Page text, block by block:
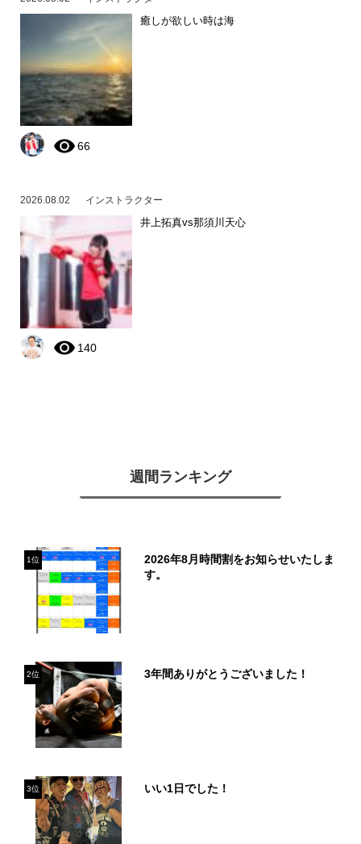
癒しが欲しい時は海
66
2026.08.02 インストラクター
井上拓真vs那須川天心
140
週間ランキング
1位
2026年8月時間割をお知らせいたしま
す。
2位 3年間ありがとうございました！
3位 いい1日でした！